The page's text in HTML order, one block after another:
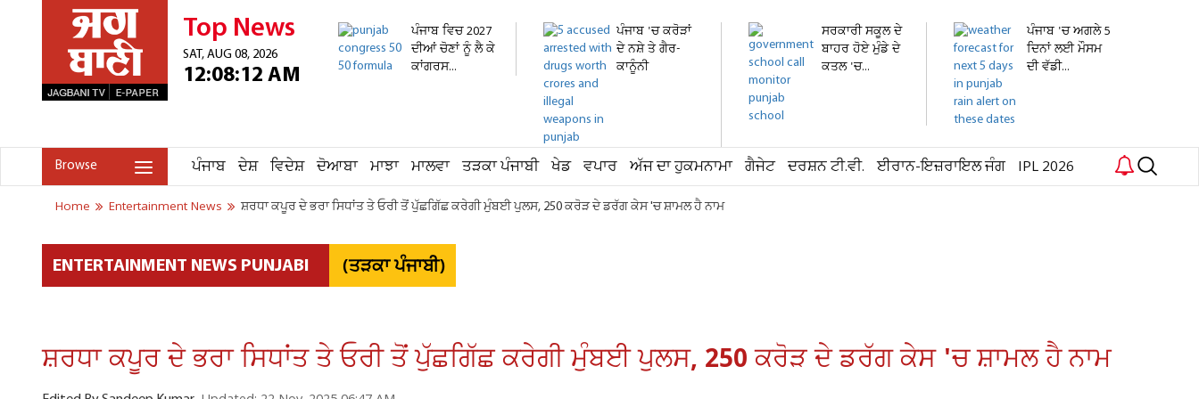
Top News
SAT, AUG 08, 2026
12:08:12 AM
ਪੰਜਾਬ ਵਿਚ 2027
ਦੀਆਂ ਚੋਣਾਂ ਨੂੰ ਲੈ ਕੇ
ਕਾਂਗਰਸ...
ਪੰਜਾਬ 'ਚ ਕਰੋੜਾਂ
ਦੇ ਨਸ਼ੇ ਤੇ ਗੈਰ-
ਕਾਨੂੰਨੀ
ਸਰਕਾਰੀ ਸਕੂਲ ਦੇ
ਬਾਹਰ ਹੋਏ ਮੁੰਡੇ ਦੇ
ਕਤਲ 'ਚ...
ਪੰਜਾਬ 'ਚ ਅਗਲੇ 5
ਦਿਨਾਂ ਲਈ ਮੌਸਮ
ਦੀ ਵੱਡੀ...
Browse ਪੰਜਾਬ ਦੇਸ਼ ਵਿਦੇਸ਼ ਦੋਆਬਾ ਮਾਝਾ ਮਾਲਵਾ ਤੜਕਾ ਪੰਜਾਬੀ ਖੇਡ ਵਪਾਰ ਅੱਜ ਦਾ ਹੁਕਮਨਾਮਾ ਗੈਜੇਟ ਦਰਸ਼ਨ ਟੀ.ਵੀ. ਈਰਾਨ-ਇਜ਼ਰਾਇਲ ਜੰਗ IPL 2026
Home Entertainment News ਸ਼ਰਧਾ ਕਪੂਰ ਦੇ ਭਰਾ ਸਿਧਾਂਤ ਤੇ ਓਰੀ ਤੋਂ ਪੁੱਛਗਿੱਛ ਕਰੇਗੀ ਮੁੰਬਈ ਪੁਲਸ, 250 ਕਰੋੜ ਦੇ ਡਰੱਗ ਕੇਸ 'ਚ ਸ਼ਾਮਲ ਹੈ ਨਾਮ
ENTERTAINMENT NEWS PUNJABI (ਤੜਕਾ ਪੰਜਾਬੀ)
ਸ਼ਰਧਾ ਕਪੂਰ ਦੇ ਭਰਾ ਸਿਧਾਂਤ ਤੇ ਓਰੀ ਤੋਂ ਪੁੱਛਗਿੱਛ ਕਰੇਗੀ ਮੁੰਬਈ ਪੁਲਸ, 250 ਕਰੋੜ ਦੇ ਡਰੱਗ ਕੇਸ 'ਚ ਸ਼ਾਮਲ ਹੈ ਨਾਮ